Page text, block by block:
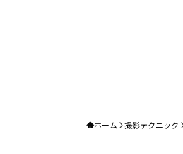
ホーム 撮影テクニック